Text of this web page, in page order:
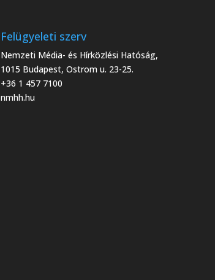
Felügyeleti szerv
Nemzeti Média- és Hírközlési Hatóság,
1015 Budapest, Ostrom u. 23-25.
+36 1 457 7100
nmhh.hu